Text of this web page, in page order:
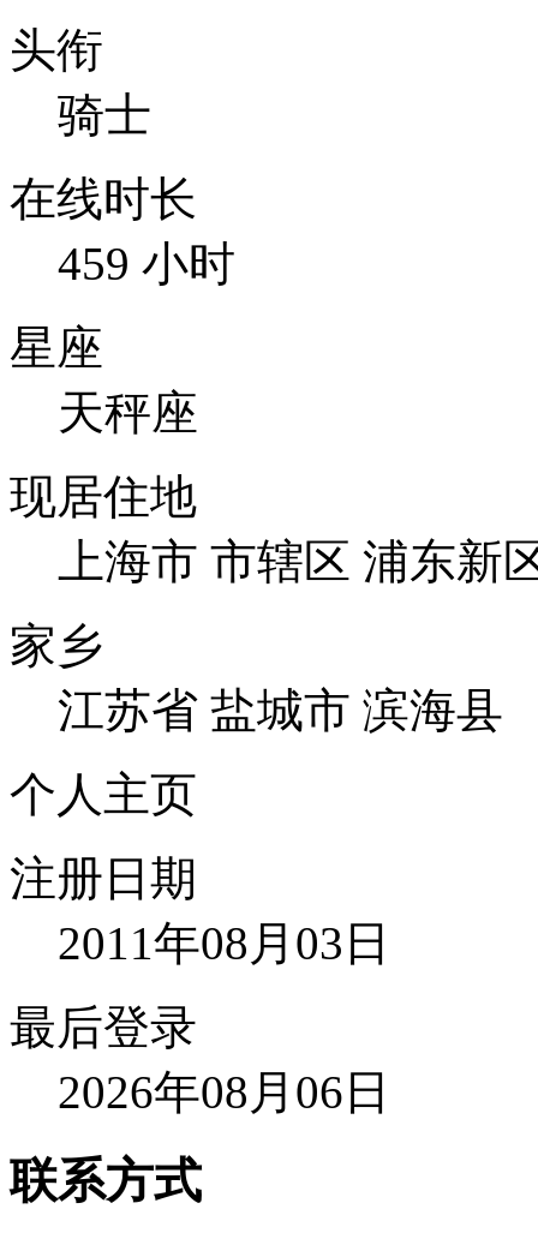
头衔
骑士
在线时长
459 小时
星座
天秤座
现居住地
上海市 市辖区 浦东新
家乡
江苏省 盐城市 滨海县
个人主页
注册日期
2011年08月03日
最后登录
2026年08月06日
联系方式